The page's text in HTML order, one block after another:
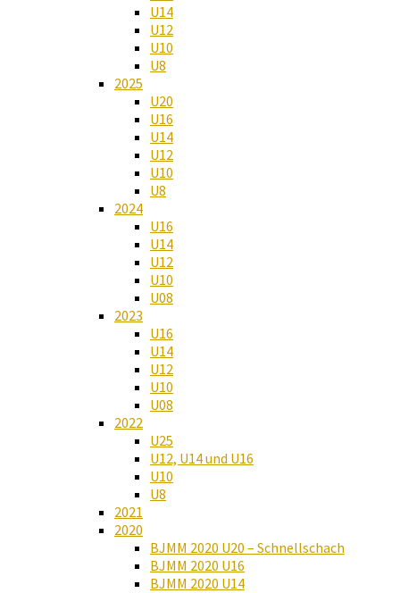
U14
U12
U10
U8
2025
U20
U16
U14
U12
U10
U8
2024
U16
U14
U12
U10
U08
2023
U16
U14
U12
U10
U08
2022
U25
U12, U14 und U16
U10
U8
2021
2020
BJMM 2020 U20 – Schnellschach
BJMM 2020 U16
BJMM 2020 U14